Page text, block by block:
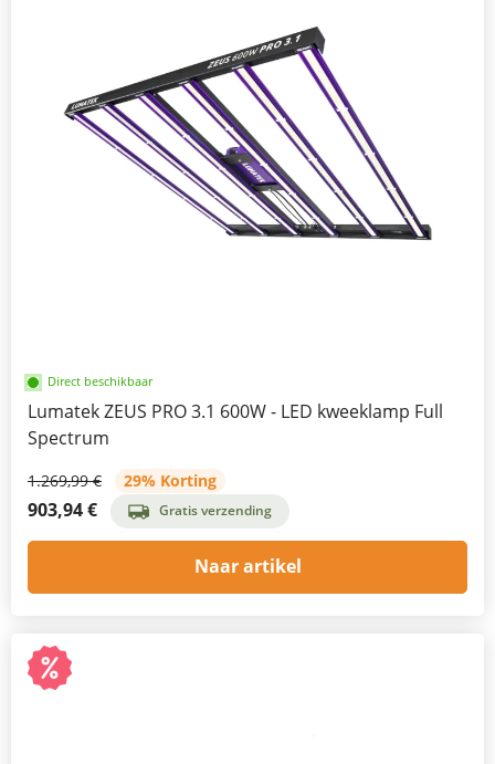
Direct beschikbaar
Lumatek ZEUS PRO 3.1 600W - LED kweeklamp Full
Spectrum
1.269,99 € 29% Korting
903,94 € Gratis verzending
Naar artikel